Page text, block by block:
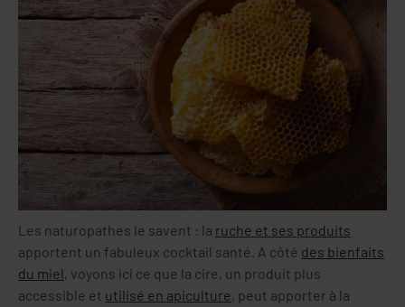
Les naturopathes le savent : la ruche et ses produits
apportent un fabuleux cocktail santé. A côté des bienfaits
du miel, voyons ici ce que la cire, un produit plus
accessible et utilisé en apiculture, peut apporter à la